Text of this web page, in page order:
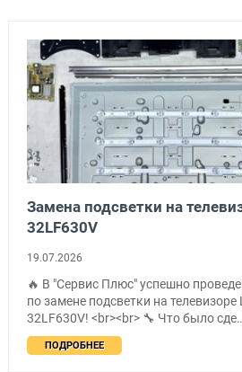
Замена подсветки на
32LF630V
19.07.2026
🔥 В "Сервис Плюс" успешно
по замене подсветки на телевизоре
32LF630V! <br><br> 🔧 Что было
ПОДРОБНЕЕ